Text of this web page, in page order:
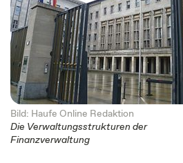
Bild: Haufe Online Redaktion
Die Verwaltungsstrukturen der
Finanzverwaltung